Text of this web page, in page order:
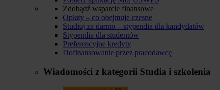
Zdobądź wsparcie finansowe
Opłaty – co obejmuje czesne
Studiuj za darmo – stypendia dla kandydatów
Stypendia dla studentów
Preferencyjne kredyty
Dofinansowanie przez pracodawcę
Wiadomości z kategorii Studia i szkolenia